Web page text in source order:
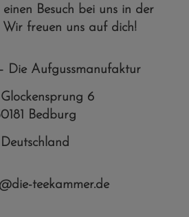
Besuch bei uns in der
Wir freuen uns auf dich!
– Die Aufgussmanufaktur
6
Bedburg
Deutschland
teekammer.de